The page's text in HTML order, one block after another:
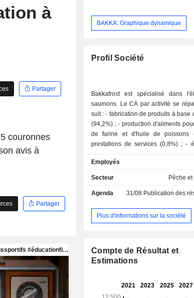
à
Partager
couronnes
avis à
Partager
BAKKA: Graphique dynamique
Profil Société
Bakkafrost est spécialisé dans
saumons. Le CA par activité se
suit : - fabrication de produits à base de saumon
(94,2%) ; - production d'aliments pour poissons,
de farine et d'huile de poissons
prestations de services (0,8%) ; - élevage de
du CA est la suivante : Europe de
Europe de l'Ouest (56%), Asie
Employés
Secteur Pêche
Agenda 31/08 Publication des résultats
Plus d'informations sur la société
Compte de Résultat et
Estimations